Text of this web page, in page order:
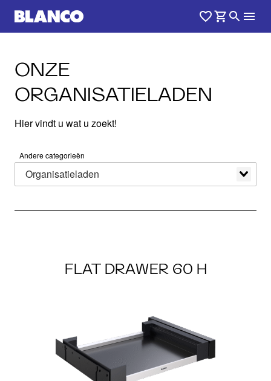
ONZE
ORGANISATIELADEN
Hier vindt u wat u zoekt!
Andere categorieën
Organisatieladen
FLAT DRAWER 60 H